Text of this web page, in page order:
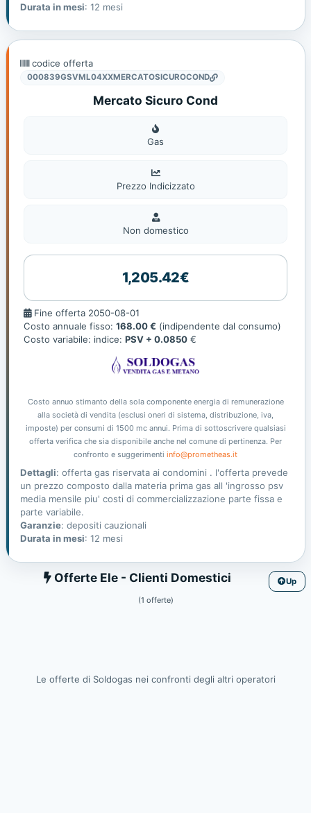
Durata in mesi: 12 mesi
codice offerta
000839GSVML04XXMERCATOSICUROCOND
Mercato Sicuro Cond
Gas
Gas
Prezzo Indicizzato
Non
domestic
Non domestico
1,205.42€
Fine
offerta
Fine offerta 2050-08-01
Costo annuale fisso: 168.00 € (indipendente dal consumo)
Costo variabile: indice: PSV + 0.0850 €
Costo annuo stimanto della sola componente energia di remunerazione
alla società di vendita (esclusi oneri di sistema, distribuzione, iva,
imposte) per consumi di 1500 mc annui. Prima di sottoscrivere qualsiasi
offerta verifica che sia disponibile anche nel comune di pertinenza. Per
confronto e suggerimenti info@prometheas.it
Dettagli: offerta gas riservata ai condomini . l'offerta prevede
un prezzo composto dalla materia prima gas all 'ingrosso psv
media mensile piu' costi di commercializzazione parte fissa e
parte variabile.
Garanzie: depositi cauzionali
Durata in mesi: 12 mesi
Ele
Offerte Ele - Clienti Domestici
Up
(1 offerte)
Le offerte di Soldogas nei confronti degli altri operatori